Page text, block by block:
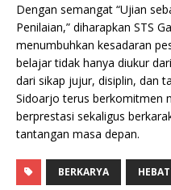
Dengan semangat “Ujian
Penilaian,” diharapkan STS
menumbuhkan kesadaran
belajar tidak hanya diukur
dari sikap jujur, disiplin, dan
Sidoarjo terus berkomitmen
berprestasi sekaligus
tantangan masa depan.
BERKARYA HEBAT